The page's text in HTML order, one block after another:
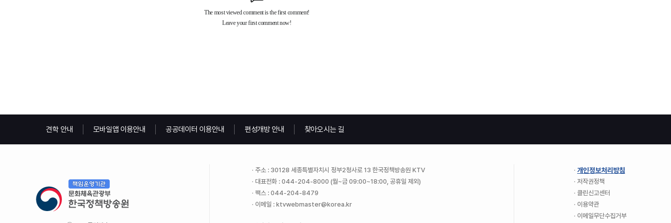
견학 안내 모바일앱 이용안내 공공데이터 이용안내 편성개방 안내 찾아오시는 길
주소 : 30128 세종특별자치시 정부2청사로 13 한국정책방송원 KTV
대표전화 : 044-204-8000 (월~금 09:00~18:00, 공휴일 제외)
팩스 : 044-204-8479
이메일 : ktvwebmaster@korea.kr
개인정보처리방침
저작권정책
클린신고센터
이용약관
이메일무단수집거부